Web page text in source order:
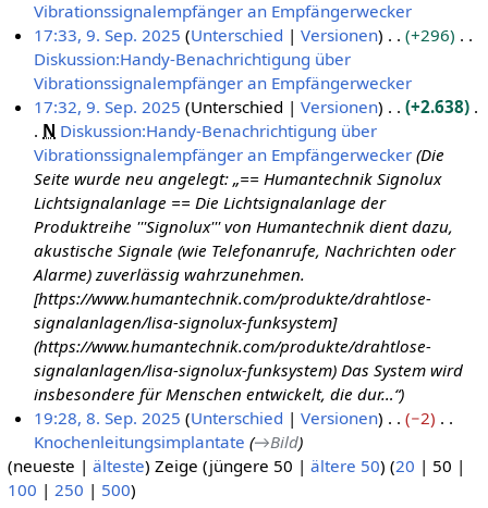
r
b
e
i
t
u
n
g
s
z
u
s
a
m
m
e
n
f
a
s
s
B
e
a
r
b
e
i
t
u
n
g
s
z
u
s
a
m
m
e
n
f
i
n
e
B
e
a
r
b
e
i
t
u
n
g
s
z
u
s
a
m
m
Vibrationssignalempfänger an Empfängerwecker
K
e
i
n
e
B
e
a
r
b
e
i
t
u
n
g
s
z
u
s
17:33, 9. Sep. 2025 Unterschied Versionen
+296
Diskussion:Handy-Benachrichtigung über
Vibrationssignalempfänger an Empfängerwecker
K
e
i
n
e
B
e
a
r
b
e
i
t
u
n
g
s
17:32, 9. Sep. 2025 Unterschied Versionen
+2.638
N Diskussion:Handy-Benachrichtigung über
Vibrationssignalempfänger an Empfängerwecker Die
Seite wurde neu angelegt: „== Humantechnik Signolux
Lichtsignalanlage == Die Lichtsignalanlage der
Produktreihe '''Signolux''' von Humantechnik dient dazu,
akustische Signale (wie Telefonanrufe, Nachrichten oder
Alarme) zuverlässig wahrzunehmen.
[https://www.humantechnik.com/produkte/drahtlose-
signalanlagen/lisa-signolux-funksystem]
(https://www.humantechnik.com/produkte/drahtlose-
signalanlagen/lisa-signolux-funksystem) Das System wird
insbesondere für Menschen entwickelt, die dur…“
.
S
19:28, 8. Sep. 2025 Unterschied Versionen
−2
Knochenleitungsimplantate →Bild
(neueste | älteste) Zeige (jüngere 50 | ältere 50) (20 | 50 |
100 | 250 | 500)